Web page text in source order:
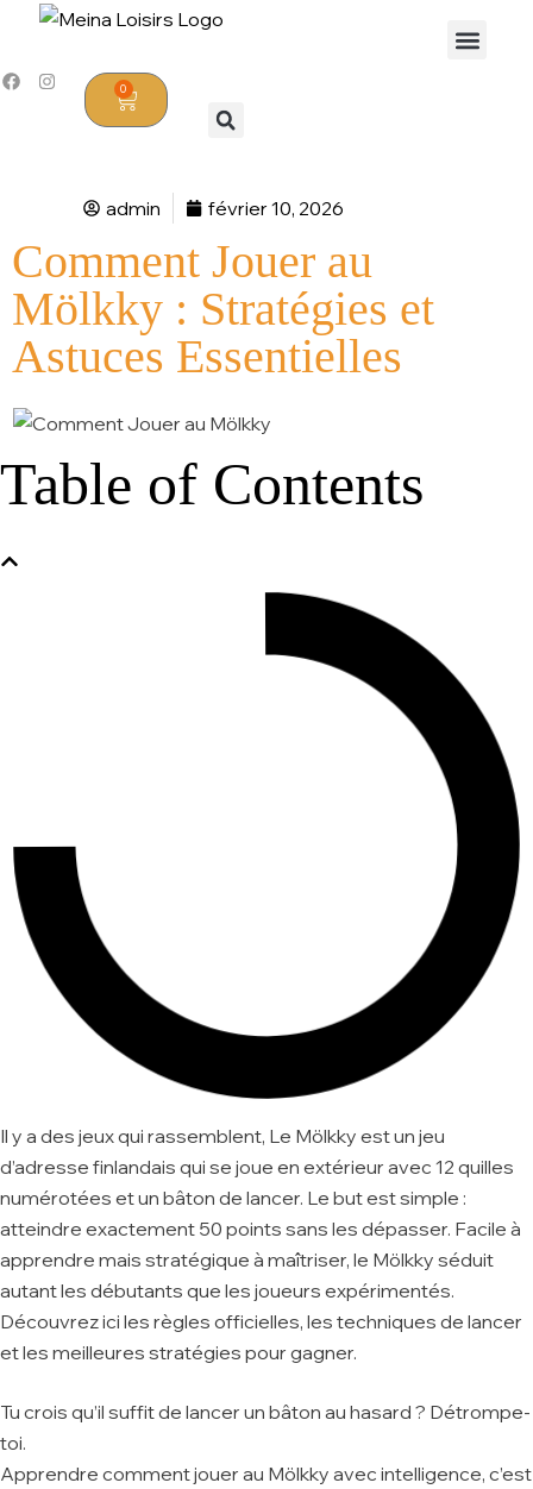
0
admin février 10, 2026
Comment Jouer au
Mölkky : Stratégies et
Astuces Essentielles
Table of Contents
Il y a des jeux qui rassemblent, Le Mölkky est un jeu
d’adresse finlandais qui se joue en extérieur avec 12 quilles
numérotées et un bâton de lancer. Le but est simple :
atteindre exactement 50 points sans les dépasser. Facile à
apprendre mais stratégique à maîtriser, le Mölkky séduit
autant les débutants que les joueurs expérimentés.
Découvrez ici les règles officielles, les techniques de lancer
et les meilleures stratégies pour gagner.
Tu crois qu’il suffit de lancer un bâton au hasard ? Détrompe-
toi.
Apprendre comment jouer au Mölkky avec intelligence, c’est